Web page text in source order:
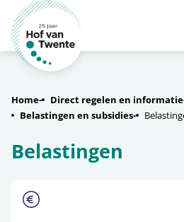
Home
Direct regelen en informatie
Belastingen en subsidies
Belastingen